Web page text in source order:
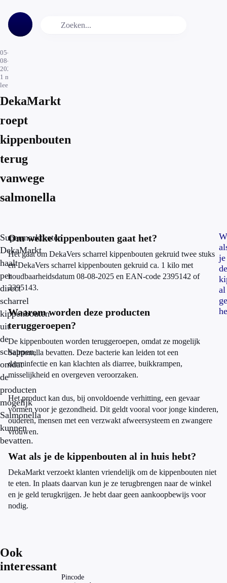
05-
08-
2025
1 min.
leestijd
DekaMarkt
roept
kippenbouten
terug
vanwege
salmonella
Supermarktketen
DekaMarkt
haalt
per
direct
scharrel
kippenbouten
uit
de
schappen,
omdat
de
producten
mogelijk
Salmonella
kunnen
bevatten.
Om welke kippenbouten gaat het?
Het gaat om DekaVers scharrel kippenbouten gekruid twee stuks
en DekaVers scharrel kippenbouten gekruid ca. 1 kilo met
houdbaarheidsdatum 08-08-2025 en EAN-code 2395142 of
2395143.
Waarom worden deze producten
teruggeroepen?
De kippenbouten worden teruggeroepen, omdat ze mogelijk
Salmonella bevatten. Deze bacterie kan leiden tot een
darminfectie en kan klachten als diarree, buikkrampen,
misselijkheid en overgeven veroorzaken.
Het product kan dus, bij onvoldoende verhitting, een gevaar
vormen voor je gezondheid. Dit geldt vooral voor jonge kinderen,
ouderen, mensen met een verzwakt afweersysteem en zwangere
vrouwen.
Wat als je de kippenbouten al in huis hebt?
DekaMarkt verzoekt klanten vriendelijk om de kippenbouten niet
te eten. In plaats daarvan kun je ze terugbrengen naar de winkel
en je geld terugkrijgen. Je hebt daar geen aankoopbewijs voor
nodig.
je
de
al
Ook
interessant
Pincode